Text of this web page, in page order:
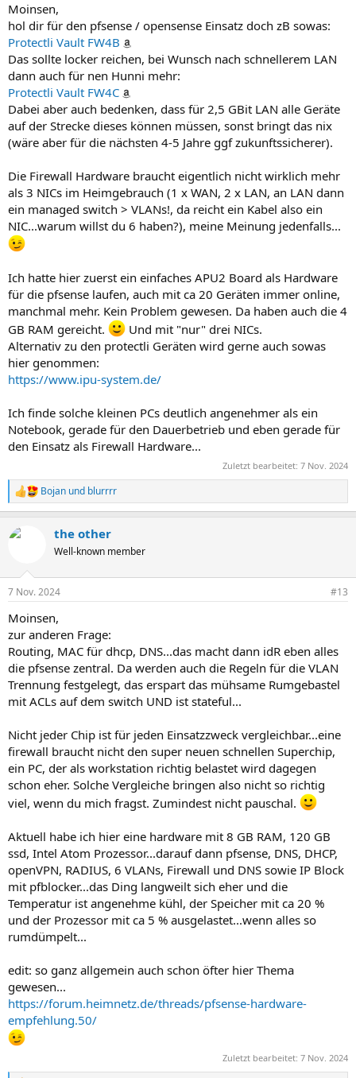
Moinsen,
hol dir für den pfsense / opensense Einsatz doch zB sowas:
Protectli Vault FW4B
Das sollte locker reichen, bei Wunsch nach schnellerem LAN
dann auch für nen Hunni mehr:
Protectli Vault FW4C
Dabei aber auch bedenken, dass für 2,5 GBit LAN alle Geräte
auf der Strecke dieses können müssen, sonst bringt das nix
(wäre aber für die nächsten 4-5 Jahre ggf zukunftssicherer).
Die Firewall Hardware braucht eigentlich nicht wirklich mehr
als 3 NICs im Heimgebrauch (1 x WAN, 2 x LAN, an LAN dann
ein managed switch > VLANs!, da reicht ein Kabel also ein
NIC...warum willst du 6 haben?), meine Meinung jedenfalls...
Ich hatte hier zuerst ein einfaches APU2 Board als Hardware
für die pfsense laufen, auch mit ca 20 Geräten immer online,
manchmal mehr. Kein Problem gewesen. Da haben auch die 4
GB RAM gereicht.
Und mit "nur" drei NICs.
Alternativ zu den protectli Geräten wird gerne auch sowas
hier genommen:
https://www.ipu-system.de/
Ich finde solche kleinen PCs deutlich angenehmer als ein
Notebook, gerade für den Dauerbetrieb und eben gerade für
den Einsatz als Firewall Hardware...
Zuletzt bearbeitet: 7 Nov. 2024
R
e
k
e
:
Bojan und blurrrr
the other
Well-known member
7 Nov. 2024 #13
Moinsen,
zur anderen Frage:
Routing, MAC für dhcp, DNS...das macht dann idR eben alles
die pfsense zentral. Da werden auch die Regeln für die VLAN
Trennung festgelegt, das erspart das mühsame Rumgebastel
mit ACLs auf dem switch UND ist stateful...
Nicht jeder Chip ist für jeden Einsatzzweck vergleichbar...eine
firewall braucht nicht den super neuen schnellen Superchip,
ein PC, der als workstation richtig belastet wird dagegen
schon eher. Solche Vergleiche bringen also nicht so richtig
viel, wenn du mich fragst. Zumindest nicht pauschal.
Aktuell habe ich hier eine hardware mit 8 GB RAM, 120 GB
ssd, Intel Atom Prozessor...darauf dann pfsense, DNS, DHCP,
openVPN, RADIUS, 6 VLANs, Firewall und DNS sowie IP Block
mit pfblocker...das Ding langweilt sich eher und die
Temperatur ist angenehme kühl, der Speicher mit ca 20 %
und der Prozessor mit ca 5 % ausgelastet...wenn alles so
rumdümpelt...
edit: so ganz allgemein auch schon öfter hier Thema
gewesen...
https://forum.heimnetz.de/threads/pfsense-hardware-
empfehlung.50/
Zuletzt bearbeitet: 7 Nov. 2024